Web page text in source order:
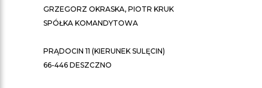
GRZEGORZ OKRASKA, PIOTR KRUK
SPÓŁKA KOMANDYTOWA
PRĄDOCIN 11 (KIERUNEK SULĘCIN)
66-446 DESZCZNO